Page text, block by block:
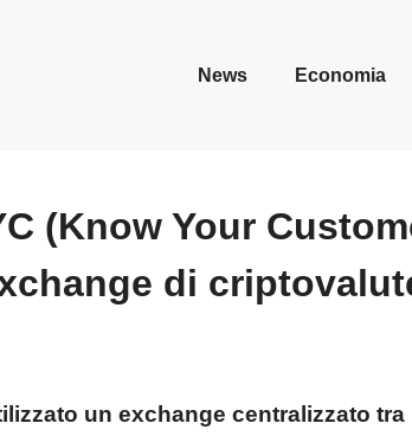
News Economia
(Know Your
di
un exchange centralizzato